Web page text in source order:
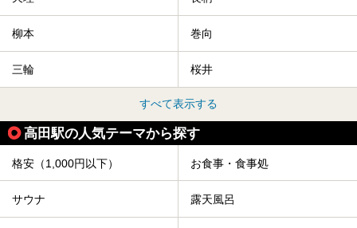
柳本 巻向
三輪 桜井
すべて表示する
高田駅の人気テーマから探す
格安（1,000円以下） お食事・食事処
サウナ 露天風呂